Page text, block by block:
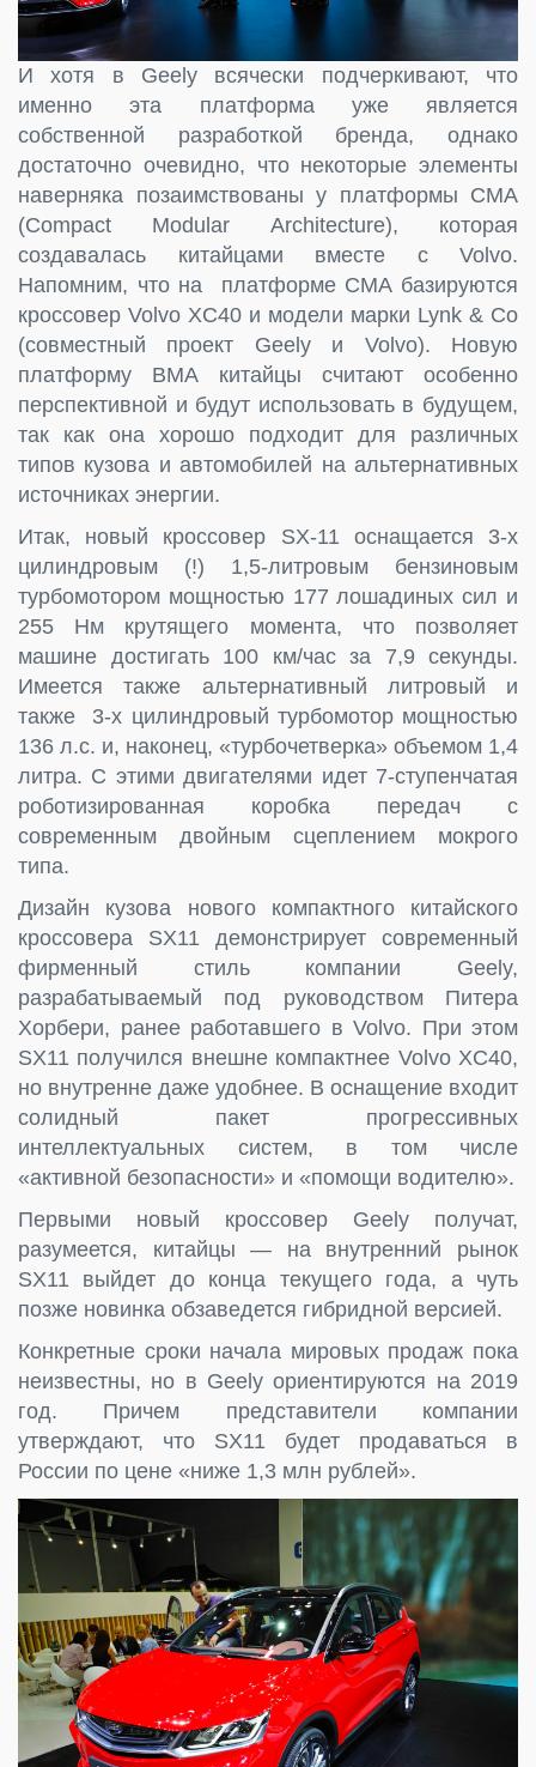
И хотя в Geely всячески подчеркивают, что
именно эта платформа уже является
собственной разработкой бренда, однако
достаточно очевидно, что некоторые элементы
наверняка позаимствованы у платформы CMA
(Compact Modular Architecture), которая
создавалась китайцами вместе с Volvo.
Напомним, что на платформе CMA базируются
кроссовер Volvo XC40 и модели марки Lynk & Co
(совместный проект Geely и Volvo). Новую
платформу BMA китайцы считают особенно
перспективной и будут использовать в будущем,
так как она хорошо подходит для различных
типов кузова и автомобилей на альтернативных
источниках энергии.
Итак, новый кроссовер SX-11 оснащается 3-х
цилиндровым (!) 1,5-литровым бензиновым
турбомотором мощностью 177 лошадиных сил и
255 Нм крутящего момента, что позволяет
машине достигать 100 км/час за 7,9 секунды.
Имеется также альтернативный литровый и
также 3-х цилиндровый турбомотор мощностью
136 л.с. и, наконец, «турбочетверка» объемом 1,4
литра. С этими двигателями идет 7-ступенчатая
роботизированная коробка передач с
современным двойным сцеплением мокрого
типа.
Дизайн кузова нового компактного китайского
кроссовера SX11 демонстрирует современный
фирменный стиль компании Geely,
разрабатываемый под руководством Питера
Хорбери, ранее работавшего в Volvo. При этом
SX11 получился внешне компактнее Volvo XC40,
но внутренне даже удобнее. В оснащение входит
солидный пакет прогрессивных
интеллектуальных систем, в том числе
«активной безопасности» и «помощи водителю».
Первыми новый кроссовер Geely получат,
разумеется, китайцы — на внутренний рынок
SX11 выйдет до конца текущего года, а чуть
позже новинка обзаведется гибридной версией.
Конкретные сроки начала мировых продаж пока
неизвестны, но в Geely ориентируются на 2019
год. Причем представители компании
утверждают, что SX11 будет продаваться в
России по цене «ниже 1,3 млн рублей».